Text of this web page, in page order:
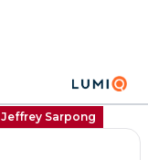
Jeffrey Sarpong